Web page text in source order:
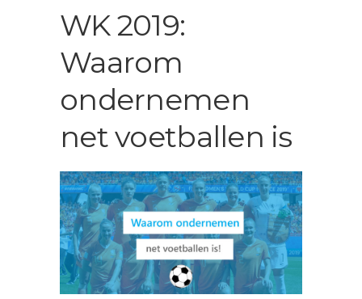
WK 2019:
Waarom
ondernemen
net voetballen is